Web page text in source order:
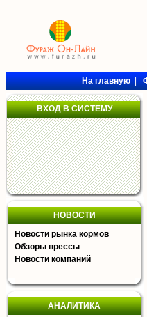
На главную|
ВХОД В СИСТЕМУ
НОВОСТИ
Новости рынка кормов
Обзоры прессы
Новости компаний
АНАЛИТИКА